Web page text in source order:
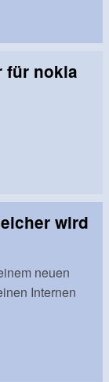
für nokia
wird
neuen
Internen